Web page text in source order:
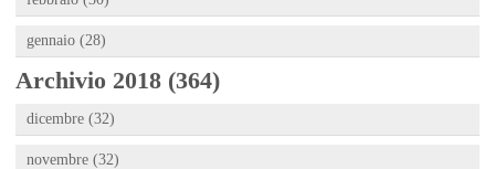
gennaio (28)
Archivio 2018 (364)
dicembre (32)
novembre (32)